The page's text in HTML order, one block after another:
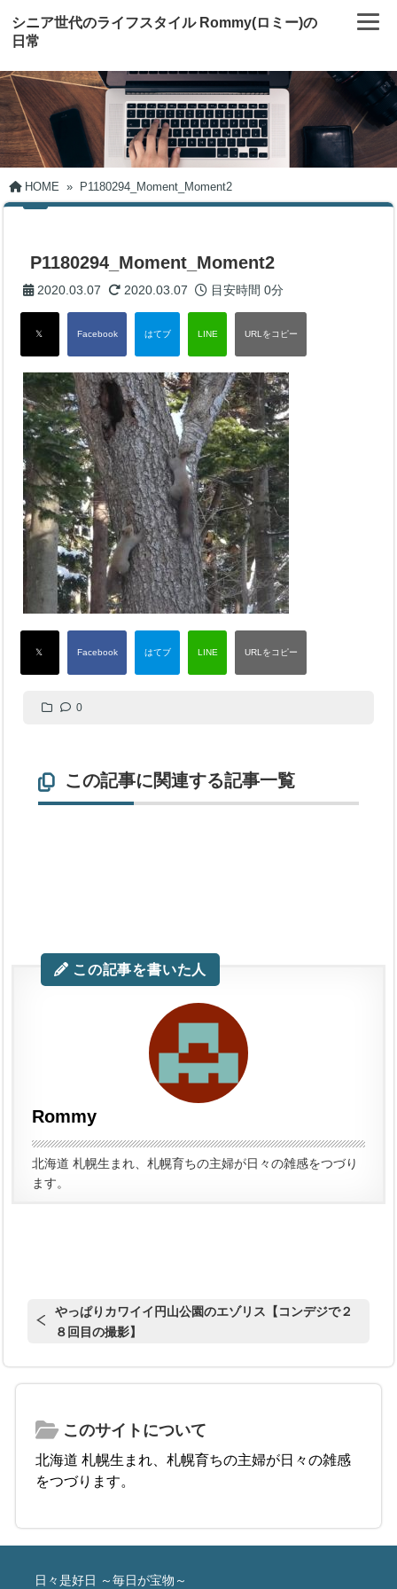
シニア世代のライフスタイル Rommy(ロミー)の
日常
HOME » P1180294_Moment_Moment2
P1180294_Moment_Moment2
2020.03.07 2020.03.07 目安時間0分
0
この記事に関連する記事一覧
この記事を書いた人
Rommy
北海道 札幌生まれ、札幌育ちの主婦が日々の雑感をつづり
ます。
やっぱりカワイイ円山公園のエゾリス【コンデジで２
８回目の撮影】
このサイトについて
北海道 札幌生まれ、札幌育ちの主婦が日々の雑感
をつづります。
日々是好日 ～毎日が宝物～